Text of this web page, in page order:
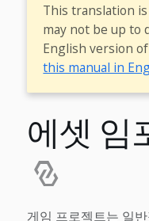
This translation
may not be up to
English version
this manual in
에셋 임
게임 프로젝트는 일